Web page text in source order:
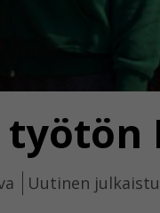
Uutinen